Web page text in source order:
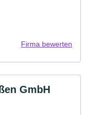
Firma bewerten
GmbH